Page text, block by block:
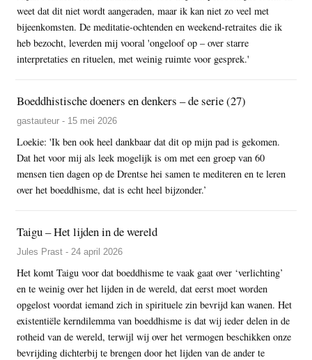
weet dat dit niet wordt aangeraden, maar ik kan niet zo veel met
bijeenkomsten. De meditatie-ochtenden en weekend-retraites die ik
heb bezocht, leverden mij vooral 'ongeloof op – over starre
interpretaties en rituelen, met weinig ruimte voor gesprek.'
Boeddhistische doeners en denkers – de serie (27)
gastauteur - 15 mei 2026
Loekie: 'Ik ben ook heel dankbaar dat dit op mijn pad is gekomen.
Dat het voor mij als leek mogelijk is om met een groep van 60
mensen tien dagen op de Drentse hei samen te mediteren en te leren
over het boeddhisme, dat is echt heel bijzonder.’
Taigu – Het lijden in de wereld
Jules Prast - 24 april 2026
Het komt Taigu voor dat boeddhisme te vaak gaat over ‘verlichting’
en te weinig over het lijden in de wereld, dat eerst moet worden
opgelost voordat iemand zich in spirituele zin bevrijd kan wanen. Het
existentiële kerndilemma van boeddhisme is dat wij ieder delen in de
rotheid van de wereld, terwijl wij over het vermogen beschikken onze
bevrijding dichterbij te brengen door het lijden van de ander te